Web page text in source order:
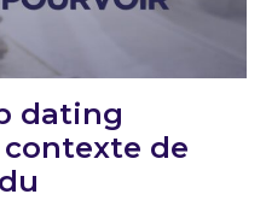
dating
de